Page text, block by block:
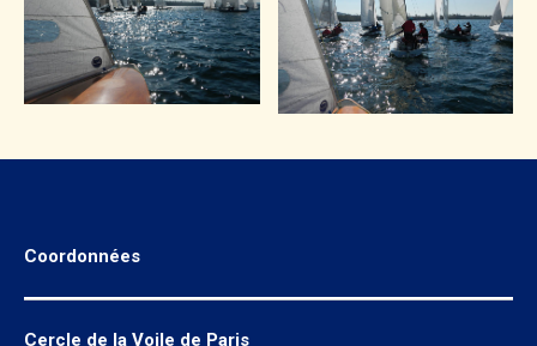
Coordonnées
Cercle de la Voile de Paris